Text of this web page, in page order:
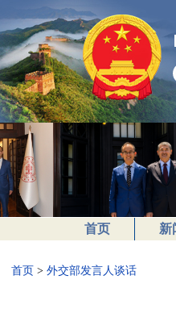
首页 新
首页 > 外交部发言人谈话